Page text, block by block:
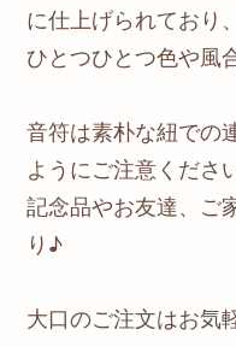
に仕上げられており、
ひとつひとつ色や風
音符は素朴な紐での
ようにご注意くださ
記念品やお友達、ご
り♪
大口のご注文はお気